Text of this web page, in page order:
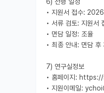
6) 전형 일정
• 지원서 접수:
• 서류 검토: 지원서
• 면담 일정: 조율
• 최종 안내: 면담 후
7) 연구실정보
• 홈페이지:
• 지원이메일: